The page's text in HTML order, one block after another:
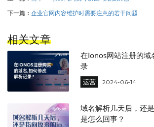
下一篇： 企业官网内容维护时需要注意的若干问题
相关文章
在Ionos网站注册的域
录
运营 2024-06-14
域名解析几天后，还
是怎么回事？